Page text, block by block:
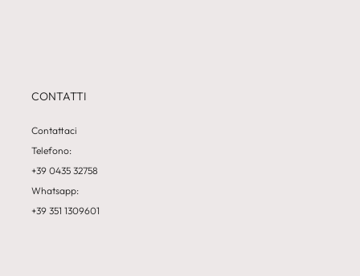
CONTATTI
Contattaci
Telefono:
+39 0435 32758
Whatsapp:
+39 351 1309601